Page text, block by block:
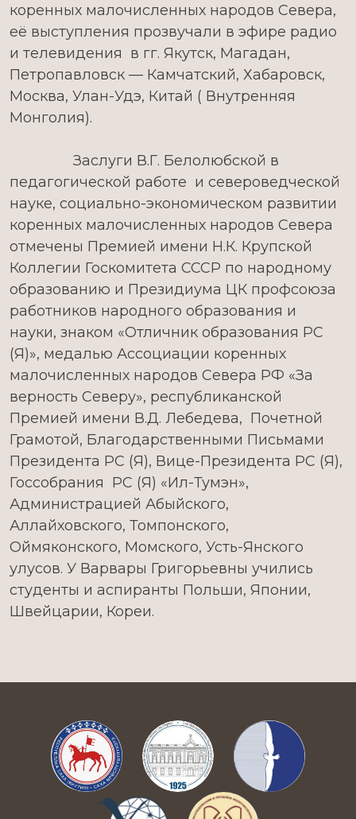
коренных малочисленных народов Севера,
её выступления прозвучали в эфире радио
и телевидения в гг. Якутск, Магадан,
Петропавловск — Камчатский, Хабаровск,
Москва, Улан-Удэ, Китай ( Внутренняя
Монголия).
Заслуги В.Г. Белолюбской в
педагогической работе и североведческой
науке, социально-экономическом развитии
коренных малочисленных народов Севера
отмечены Премией имени Н.К. Крупской
Коллегии Госкомитета СССР по народному
образованию и Президиума ЦК профсоюза
работников народного образования и
науки, знаком «Отличник образования РС
(Я)», медалью Ассоциации коренных
малочисленных народов Севера РФ «За
верность Северу», республиканской
Премией имени В.Д. Лебедева, Почетной
Грамотой, Благодарственными Письмами
Президента РС (Я), Вице-Президента РС (Я),
Госсобрания РС (Я) «Ил-Тумэн»,
Администрацией Абыйского,
Аллайховского, Томпонского,
Оймяконского, Момского, Усть-Янского
улусов. У Варвары Григорьевны учились
студенты и аспиранты Польши, Японии,
Швейцарии, Кореи.